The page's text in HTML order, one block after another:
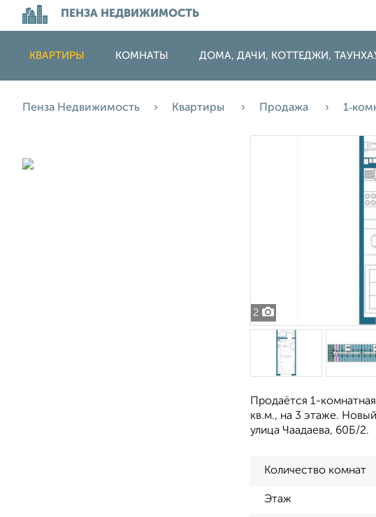
ПЕНЗА НЕДВИЖИМОСТЬ
КВАРТИРЫ КОМНАТЫ ДОМА, ДАЧИ, КОТТЕДЖИ,
Пенза Недвижимость Квартиры Продажа
2
Продаётся 1-
кв.м., на 3 этаже.
улица Чаадаева, 60Б/2.
Количество комнат
Этаж